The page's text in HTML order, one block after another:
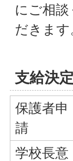
にご相
だきます
支給決
保護者申
請
学校長意